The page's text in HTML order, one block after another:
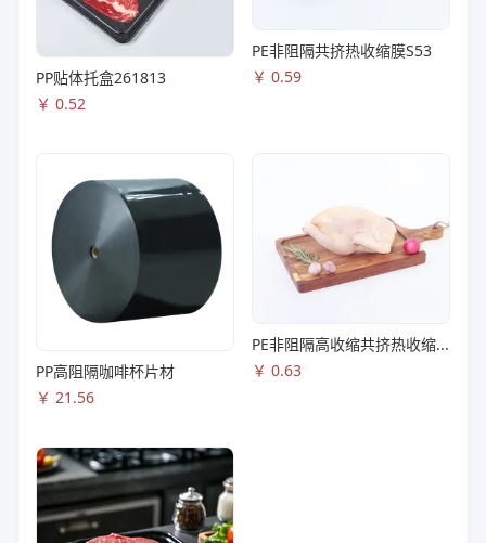
PP贴体托盒261813
￥ 0.52
PE非阻隔共挤热收缩膜S53
￥ 0.59
PP高阻隔咖啡杯片材
￥ 21.56
PE非阻隔高收缩共挤热收缩膜S83
￥ 0.63